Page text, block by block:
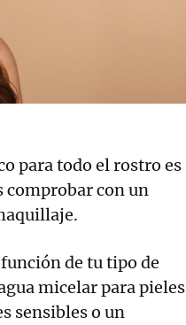
para todo el rostro es
comprobar con un
de tu tipo de
micelar para pieles
sensibles o un